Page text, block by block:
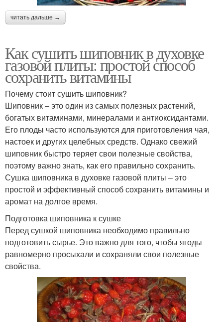
читать дальше →
Как сушить шиповник в духовке
газовой плиты: простой способ
сохранить витамины
Почему стоит сушить шиповник?
Шиповник – это один из самых полезных растений,
богатых витаминами, минералами и антиоксидантами.
Его плоды часто используются для приготовления чая,
настоек и других целебных средств. Однако свежий
шиповник быстро теряет свои полезные свойства,
поэтому важно знать, как его правильно сохранить.
Сушка шиповника в духовке газовой плиты – это
простой и эффективный способ сохранить витамины и
аромат на долгое время.
Подготовка шиповника к сушке
Перед сушкой шиповника необходимо правильно
подготовить сырье. Это важно для того, чтобы ягоды
равномерно просыхали и сохраняли свои полезные
свойства.